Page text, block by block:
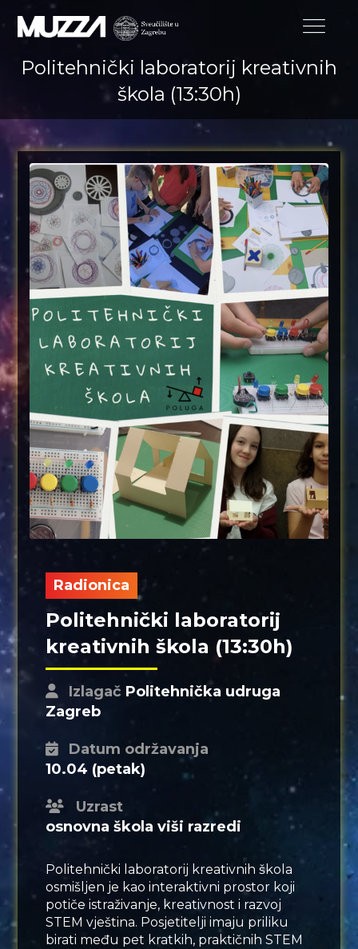
Politehnički laboratorij kreativnih
škola (13:30h)
Radionica
Politehnički laboratorij
kreativnih škola (13:30h)
Izlagač Politehnička udruga
Zagreb
Datum održavanja
10.04 (petak)
Uzrast
osnovna škola viši razredi
Politehnički laboratorij kreativnih škola
osmišljen je kao interaktivni prostor koji
potiče istraživanje, kreativnost i razvoj
STEM vještina. Posjetitelji imaju priliku
birati među pet kratkih, praktičnih STEM